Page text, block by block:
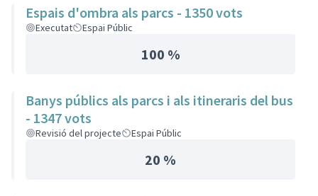
Espais d'ombra als parcs - 1350 vots
Executat Espai Públic
100 %
Banys públics als parcs i als itineraris del bus
- 1347 vots
Revisió del projecte Espai Públic
20 %